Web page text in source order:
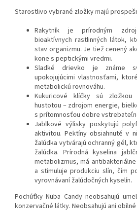
Starostlivo vybrané zložky majú
Rakytník je prírodným
bioaktívnych rastlinných látok,
stav organizmu. Je tiež cenený
kone s peptickými vredmi.
Sladké drievko je známe
upokojujúcimi vlastnosťami,
metabolickú rovnováhu.
Kukuricové klíčky sú
hustotou – zdrojom energie,
s prítomnosťou dobre
Jablkové výlisky poskytujú
aktivitou. Pektíny obsiahnuté v
žalúdka vytvárajú ochranný gél,
žalúdka. Prírodná kyselina
metabolizmus, má
a stimuluje produkciu slín, čím
vyrovnávaní žalúdočných kyselín.
Pochúťky Nuba Candy neobsahujú
konzervačné látky. Neobsahujú ani